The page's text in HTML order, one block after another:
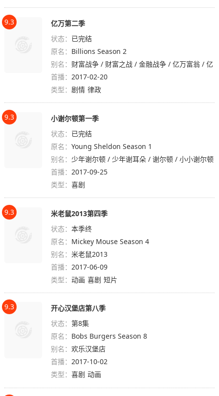
9.3
亿万第二季
状态： 已完结
原名： Billions Season 2
别名： 财富战争 / 财富之战 / 金融战争 / 亿万富翁 / 亿
万风云
首播：2017-02-20
类型：剧情 律政
9.3
小谢尔顿第一季
状态： 已完结
原名：Young Sheldon Season 1
别名： 少年谢尔顿 / 少年谢耳朵 / 谢尔顿 / 小小谢尔顿
/ Sheldon
首播： 2017-09-25
类型：喜剧
9.3
米老鼠2013第四季
状态：本季终
原名： Mickey Mouse Season 4
别名：米老鼠2013
首播： 2017-06-09
类型：动画 喜剧 短片
9.3
开心汉堡店第八季
状态：第8集
原名： Bobs Burgers Season 8
别名：欢乐汉堡店
首播：2017-10-02
类型：喜剧 动画